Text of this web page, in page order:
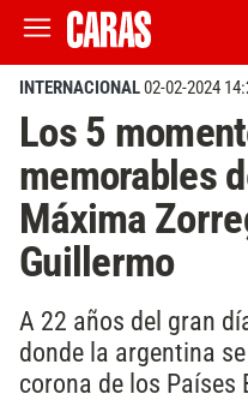
INTERNACIONAL02-02-2024
Los 5
memorables
Máxima
Guillermo
A 22 años del gran
donde la argentina
corona de los Países